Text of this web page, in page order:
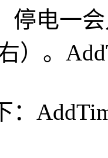
停电一
）。
：